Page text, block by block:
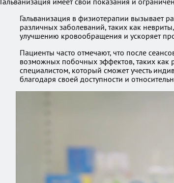
Гальванизация в физиотерапии вызывает
различных заболеваний, таких как
улучшению кровообращения и ускоряет
Пациенты часто отмечают, что после
возможных побочных эффектов, таких
специалистом, который сможет учесть
благодаря своей доступности и